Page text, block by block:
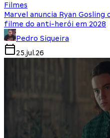
Filmes
Marvel anuncia Ryan
filme do anti-herói em 2028
Pedro Siqueira
25.jul.26